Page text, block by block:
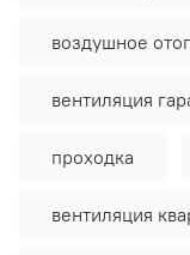
воздушное
вентиляция
проходка
вентиляция